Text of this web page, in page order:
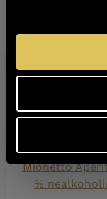
Mionetto
%